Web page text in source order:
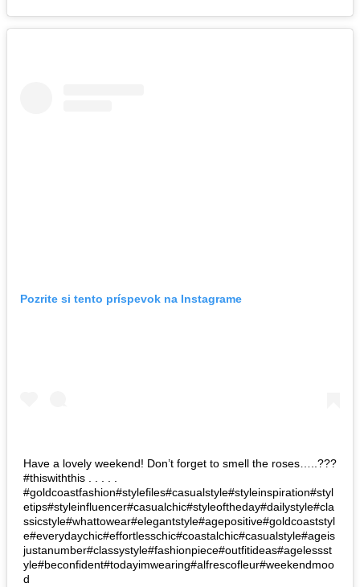
Pozrite si tento príspevok na Instagrame
Have a lovely weekend! Don’t forget to smell the roses…..???
#thiswiththis . . . . .
#goldcoastfashion#stylefiles#casualstyle#styleinspiration#styl
etips#styleinfluencer#casualchic#styleoftheday#dailystyle#cla
ssicstyle#whattowear#elegantstyle#agepositive#goldcoaststyl
e#everydaychic#effortlesschic#coastalchic#casualstyle#ageis
justanumber#classystyle#fashionpiece#outfitideas#agelessst
yle#beconfident#todayimwearing#alfrescofleur#weekendmoo
d